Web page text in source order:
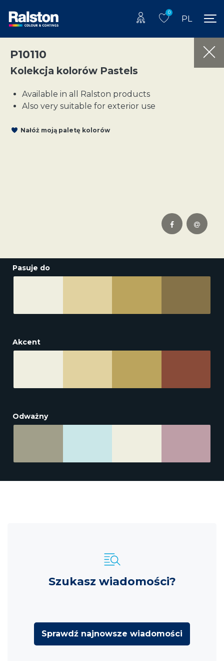
0
PL
P10110
Kolekcja kolorów Pastels
Available in all Ralston products
Also very suitable for exterior use
Nałóż moją paletę kolorów
Pasuje do
Akcent
Odważny
Szukasz wiadomości?
Sprawdź najnowsze wiadomości